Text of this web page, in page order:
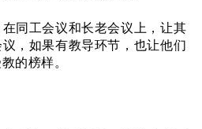
同工会议和长老会议上，让其
，如果有教导环节，也让他们
的榜样。